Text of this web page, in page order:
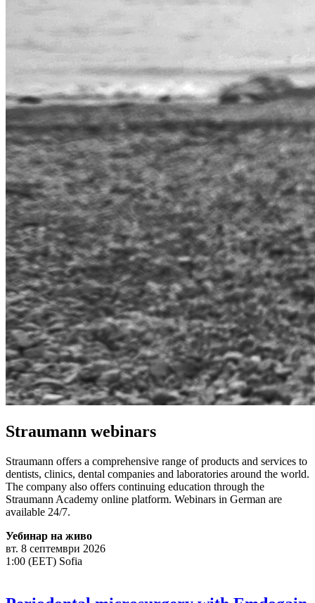
Straumann webinars
Straumann offers a comprehensive range of products and services to
dentists, clinics, dental companies and laboratories around the world.
The company also offers continuing education through the
Straumann Academy online platform. Webinars in German are
available 24/7.
Уебинар на живо
вт. 8 септември 2026
1:00 (EET) Sofia